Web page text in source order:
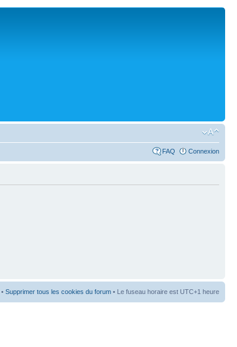
FAQ Connexion
• Supprimer tous les cookies du forum • Le fuseau horaire est UTC+1 heure